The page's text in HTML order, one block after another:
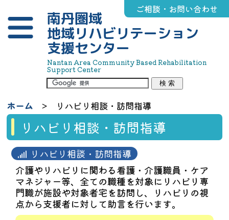
南丹圏域
地域リハビリテーション
支援センター
Nantan Area Community Based Rehabilitation
Support Center
ご相談・お問い合わせ
ホーム リハビリ相談・訪問指導
リハビリ相談・訪問指導
リハビリ相談・訪問指導
介護やリハビリに関わる看護・介護職員・ケア
マネジャー等、全ての職種を対象にリハビリ専
門職が施設や対象者宅を訪問し、リハビリの視
点から支援者に対して助言を行います。